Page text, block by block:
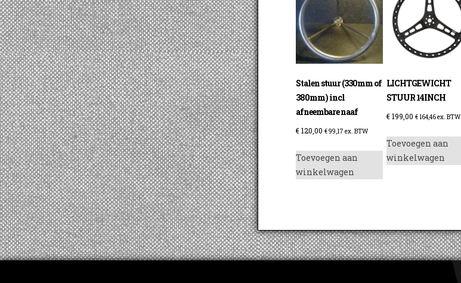
Stalen stuur (330mm of
380mm) incl
afneembare naaf
€120,00 €99,17 ex. BTW
Toevoegen aan
winkelwagen
LICHTGEWICHT
STUUR 14INCH
€199,00 € 164,46ex. BTW
Toevoegen aan
winkelwagen